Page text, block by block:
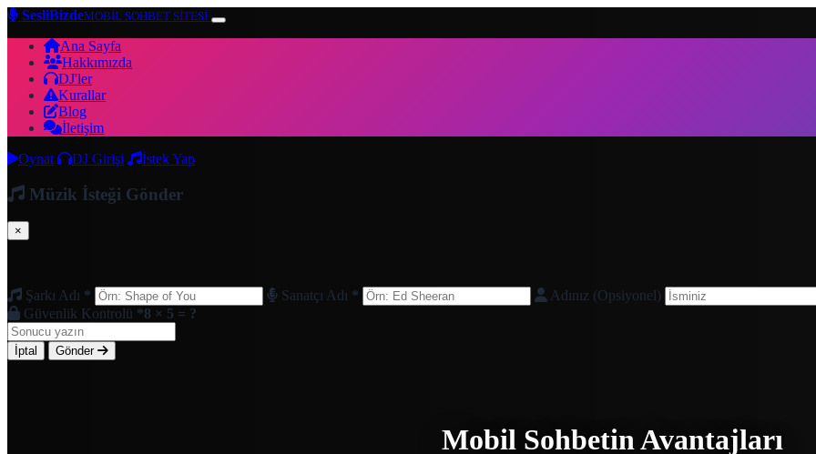
SesliBizdeMOBİL SOHBET SİTESİ
Ana Sayfa
Hakkımızda
DJ'ler
Kurallar
Blog
İletişim
Oynat
DJ Girişi İstek Yap
Müzik İsteği Gönder
×
Şarkı Adı * Sanatçı Adı * Adınız (Opsiyonel)
Güvenlik Kontrolü *8 × 5 = ?
İptal Gönder
Mobil Sohbetin Avantajları